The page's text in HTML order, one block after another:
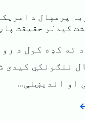
کوویډ – 19 وبا پرمهال د
کیدلو حقیقت
ته کډه کول د
ننګونکي کیدی
او اندیښنې...